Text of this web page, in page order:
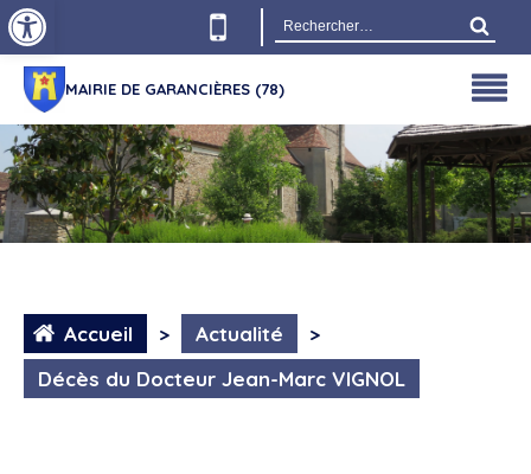
Rechercher :
MAIRIE DE GARANCIÈRES (78)
Accueil > Actualité
>
Décès du Docteur Jean-Marc VIGNOL